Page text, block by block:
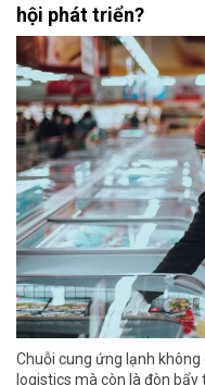
hội phát triển?
Chuỗi cung ứng lạnh
logistics mà còn là đòn